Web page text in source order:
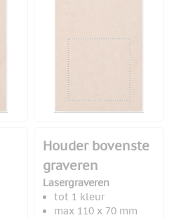
Houder bovenste
graveren
Lasergraveren
tot 1 kleur
max 110 x 70 mm